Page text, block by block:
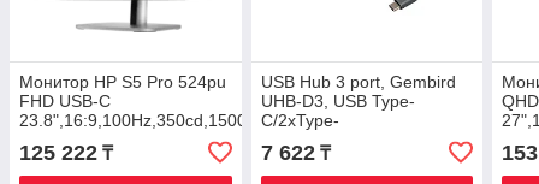
Монитор HP S5 Pro 524pu
FHD USB-C
23.8",16:9,100Hz,350cd,1500:1,5ms,HDMI,2xDP
(DC),3xUSB,2xTypeC,RJ45,3yw,HAS.
125 222 ₸
USB Hub 3 port, Gembird
UHB-D3, USB Type-
C/2xType-
A/HDMI/SD/microSD/Rj45,
grey
7 622₸